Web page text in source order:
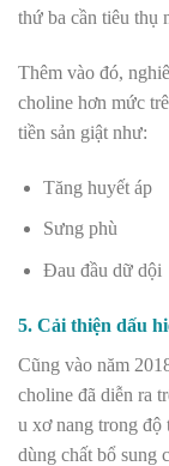
thứ ba cần tiêu thụ
Thêm vào đó,
choline hơn mức
tiền sản giật như:
Tăng huyết áp
Sưng phù
Đau đầu dữ dội
5. Cải thiện dấu
Cũng vào năm
choline đã diễn ra
u xơ nang trong
dùng chất bổ sung